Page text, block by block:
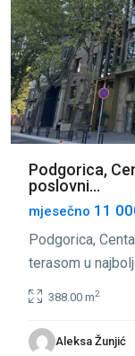
Podgorica,
poslovni...
mjesečno 11
Podgorica,
terasom u
388.00 m2
Aleksa Žunjić
Centar
Podgorica,